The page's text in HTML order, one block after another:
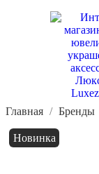
Главная Бренды
Новинка